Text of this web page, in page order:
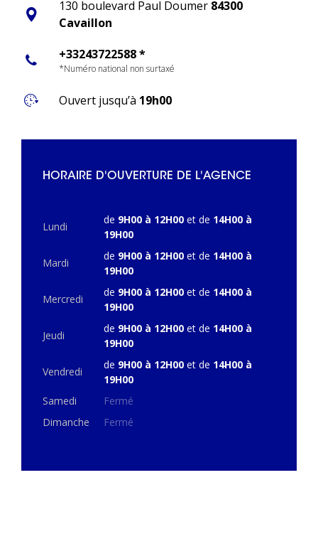
130 boulevard Paul Doumer 84300
Cavaillon
+33243722588 *
*Numéro national non surtaxé
Ouvert jusqu’à 19h00
HORAIRE D'OUVERTURE DE L'AGENCE
Lundi
de 9H00 à 12H00 et de 14H00 à
19H00
Mardi
de 9H00 à 12H00 et de 14H00 à
19H00
Mercredi
de 9H00 à 12H00 et de 14H00 à
19H00
Jeudi
de 9H00 à 12H00 et de 14H00 à
19H00
Vendredi
de 9H00 à 12H00 et de 14H00 à
19H00
Samedi
Fermé
Dimanche
Fermé